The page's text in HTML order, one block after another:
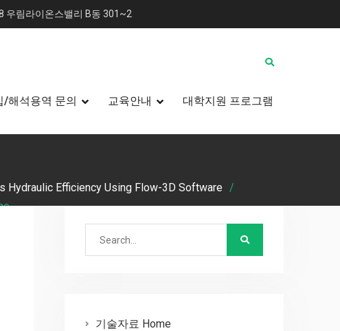
우림라이온스밸리 B동 301~2
/해석용역 문의 교육안내 대학지원 프로그램
Hydraulic Efficiency Using Flow-3D Software
기술자료 Home